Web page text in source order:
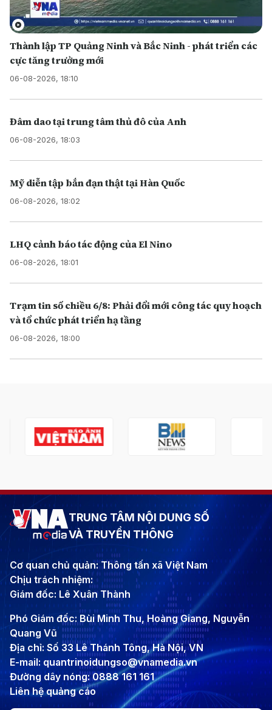
Thành lập TP Quảng Ninh và Bắc Ninh - phát triển các
cực tăng trưởng mới
06-08-2026, 18:10
Đâm dao tại trung tâm thủ đô của Anh
06-08-2026, 18:03
Mỹ diễn tập bắn đạn thật tại Hàn Quốc
06-08-2026, 18:02
LHQ cảnh báo tác động của El Nino
06-08-2026, 18:01
Trạm tin số chiều 6/8: Phải đổi mới công tác quy hoạch
và tổ chức phát triển hạ tầng
06-08-2026, 18:00
TRUNG TÂM NỘI DUNG SỐ
VÀ TRUYỀN THÔNG
Cơ quan chủ quản: Thông tấn xã Việt Nam
Chịu trách nhiệm:
Giám đốc: Lê Xuân Thành
Phó Giám đốc: Bùi Minh Thu, Hoàng Giang, Nguyễn
Quang Vũ
Địa chỉ: Số 33 Lê Thánh Tông, Hà Nội, VN
E-mail: quantrinoidungso@vnamedia.vn
Đường dây nóng: 0888 161 161
Liên hệ quảng cáo